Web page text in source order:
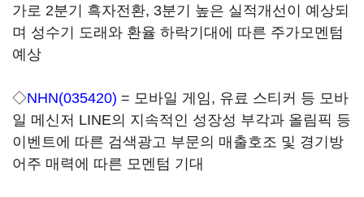
가로 2분기 흑자전환, 3분기 높은 실적개선이 예상되
며 성수기 도래와 환율 하락기대에 따른 주가모멘텀
예상
◇NHN(035420) = 모바일 게임, 유료 스티커 등 모바
일 메신저 LINE의 지속적인 성장성 부각과 올림픽 등
이벤트에 따른 검색광고 부문의 매출호조 및 경기방
어주 매력에 따른 모멘텀 기대